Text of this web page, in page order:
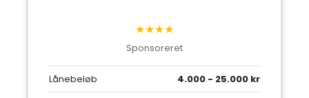
★★★★
Sponsoreret
Lånebeløb
4.000 - 25.000 kr